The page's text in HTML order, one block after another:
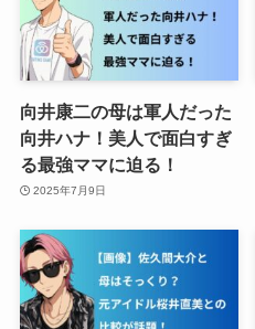
向井康二の母は軍人だった
向井ハナ！美人で面白すぎ
る最強ママに迫る！
2025年7月9日